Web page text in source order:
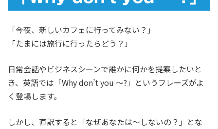
「今夜、新しいカフェに行ってみない？」
「たまには旅行に行ったらどう？」
日常会話やビジネスシーンで誰かに何かを提案したいと
き、英語では「Why don’t you ～?」というフレーズがよ
く登場します。
しかし、直訳すると「なぜあなたは〜しないの？」とな